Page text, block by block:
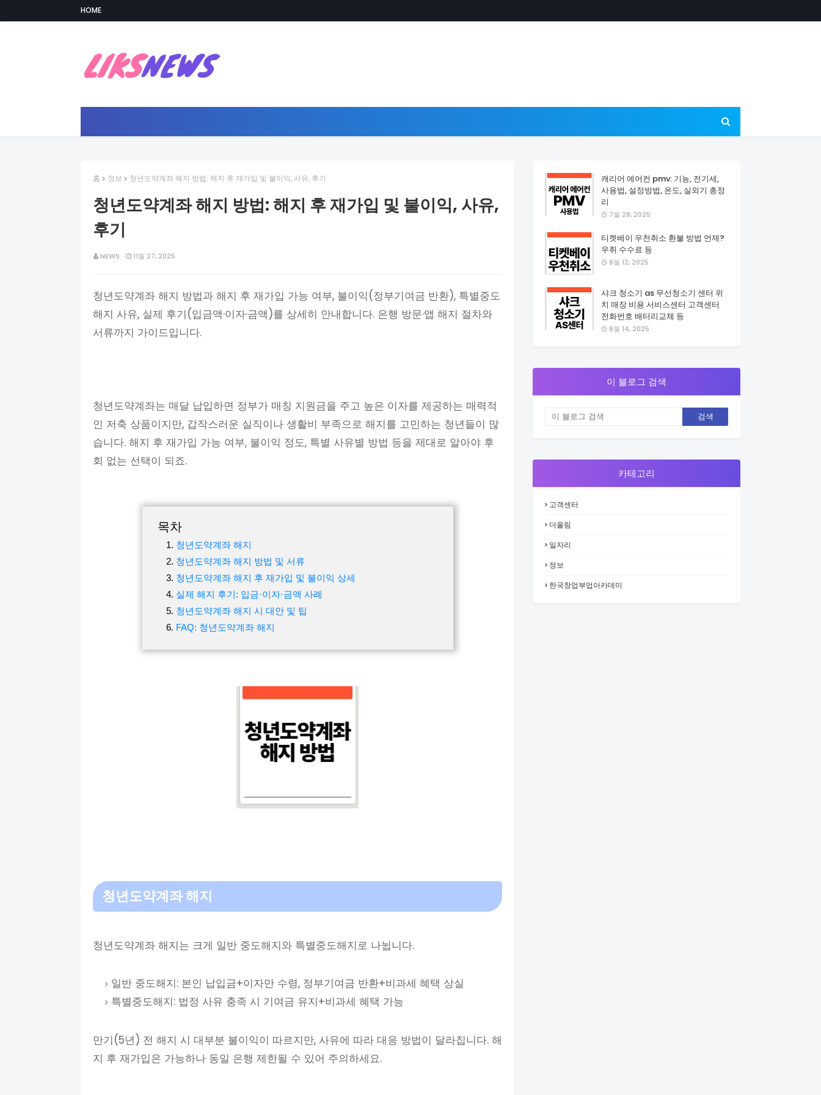
HOME
홈 정보 청년도약계좌 해지 방법: 해지 후 재가입 및 불이익, 사유, 후기
청년도약계좌 해지 방법: 해지 후 재가입 및 불이익, 사유,
후기
NEWS 11월 27, 2025
청년도약계좌 해지 방법과 해지 후 재가입 가능 여부, 불이익(정부기여금 반환), 특별중도
해지 사유, 실제 후기(입금액·이자·금액)를 상세히 안내합니다. 은행 방문·앱 해지 절차와
서류까지 가이드입니다.
청년도약계좌는 매달 납입하면 정부가 매칭 지원금을 주고 높은 이자를 제공하는 매력적
인 저축 상품이지만, 갑작스러운 실직이나 생활비 부족으로 해지를 고민하는 청년들이 많
습니다. 해지 후 재가입 가능 여부, 불이익 정도, 특별 사유별 방법 등을 제대로 알아야 후
회 없는 선택이 되죠.
목차
청년도약계좌 해지
청년도약계좌 해지 방법 및 서류
청년도약계좌 해지 후 재가입 및 불이익 상세
실제 해지 후기: 입금·이자·금액 사례
청년도약계좌 해지 시 대안 및 팁
FAQ: 청년도약계좌 해지
청년도약계좌 해지
청년도약계좌 해지는 크게 일반 중도해지와 특별중도해지로 나뉩니다.
일반 중도해지: 본인 납입금+이자만 수령, 정부기여금 반환+비과세 혜택 상실
특별중도해지: 법정 사유 충족 시 기여금 유지+비과세 혜택 가능
만기(5년) 전 해지 시 대부분 불이익이 따르지만, 사유에 따라 대응 방법이 달라집니다. 해
지 후 재가입은 가능하나 동일 은행 제한될 수 있어 주의하세요.
캐리어 에어컨 pmv: 기능, 전기세,
사용법, 설정방법, 온도, 실외기 총정
리
7월 28, 2025
티켓베이 우천취소 환불 방법 언제?
우취 수수료 등
8월 12, 2025
샤크 청소기 as 무선청소기 센터 위
치 매장 비용 서비스센터 고객센터
전화번호 배터리교체 등
8월 14, 2025
이 블로그 검색
카테고리
고객센터
더올림
일자리
정보
한국창업부업아카데미